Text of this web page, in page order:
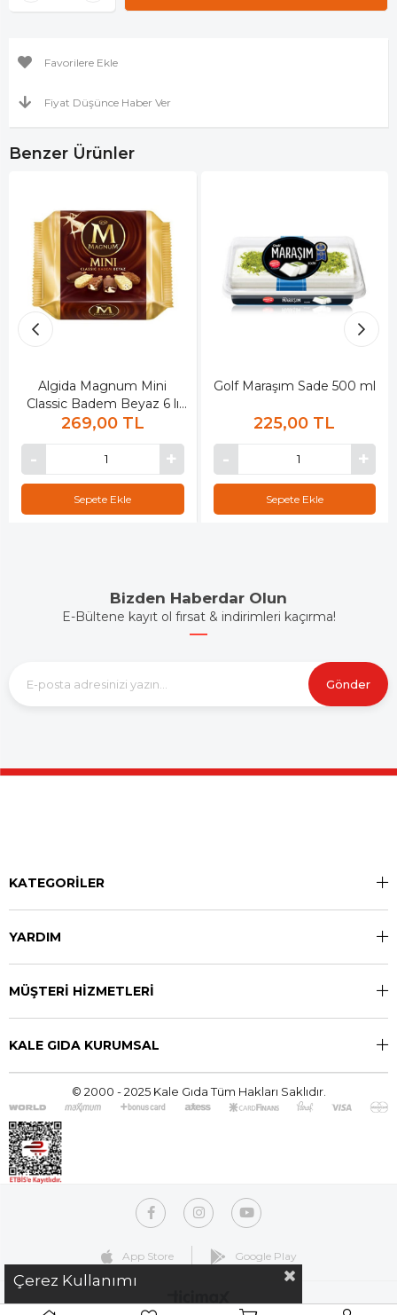
Favorilere Ekle
Fiyat Düşünce Haber Ver
Benzer Ürünler
Algida Magnum Mini
Classic Badem Beyaz 6 lı
345 ml
269,00 TL
Sepete Ekle
Golf Maraşım Sade 500 ml
225,00 TL
Sepete Ekle
Bizden Haberdar Olun
E-Bültene kayıt ol fırsat & indirimleri kaçırma!
Gönder
KATEGORİLER
YARDIM
MÜŞTERİ HİZMETLERİ
KALE GIDA KURUMSAL
© 2000 - 2025 Kale Gıda Tüm Hakları Saklıdır.
App Store Google Play
Çerez Kullanımı